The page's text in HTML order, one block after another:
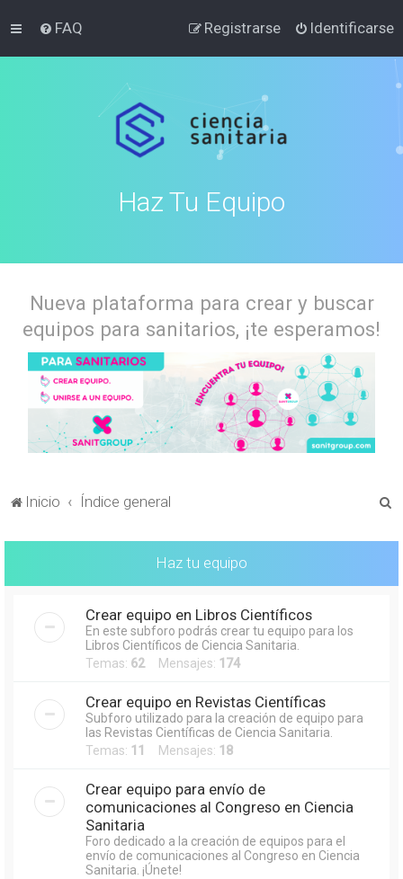
FAQ Identificarse
Registrarse
Haz Tu Equipo
Nueva plataforma para crear y buscar
equipos para sanitarios, ¡te esperamos!
Inicio Índice general
Haz tu equipo
Crear equipo en Libros Científicos
En este subforo podrás crear tu equipo para los
Libros Científicos de Ciencia Sanitaria.
Temas: 62Mensajes: 174
Crear equipo en Revistas Científicas
Subforo utilizado para la creación de equipo para
las Revistas Científicas de Ciencia Sanitaria.
Temas: 11 Mensajes: 18
Crear equipo para envío de
comunicaciones al Congreso en Ciencia
Sanitaria
Foro dedicado a la creación de equipos para el
envío de comunicaciones al Congreso en Ciencia
Sanitaria. ¡Únete!